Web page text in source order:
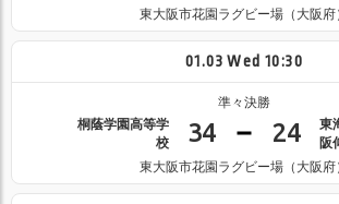
東大阪市花園ラグビー場（大阪府
01.03 Wed 10:30
準々決勝
桐蔭学園高等学
校
34 24
東
阪
東大阪市花園ラグビー場（大阪府